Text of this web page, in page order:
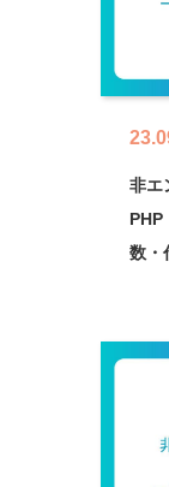
非エ
数・